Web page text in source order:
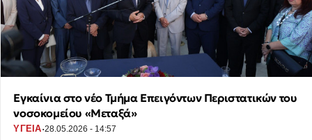
Εγκαίνια στο νέο Τμήμα Επειγόντων Περιστατικών του
νοσοκομείου «Μεταξά»
ΥΓΕΙΑ·28.05.2026 - 14:57